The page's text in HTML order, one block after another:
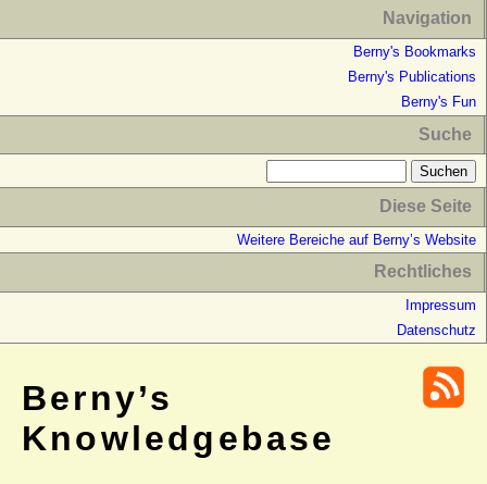
Navigation
Berny's Bookmarks
Berny's Publications
Berny's Fun
Suche
Diese Seite
Weitere Bereiche auf Berny’s Website
Rechtliches
Impressum
Datenschutz
Berny’s
Knowledgebase